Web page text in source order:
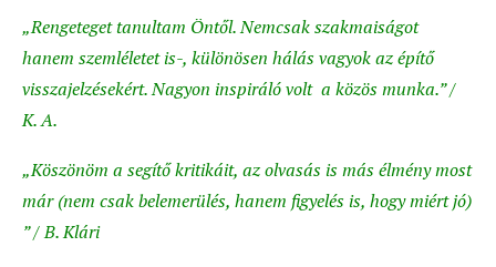
„Rengeteget tanultam Öntől. Nemcsak szakmaiságot
hanem szemléletet is-, különösen hálás vagyok az építő
visszajelzésekért. Nagyon inspiráló volt a közös munka.” /
K. A.
„Köszönöm a segítő kritikáit, az olvasás is más élmény most
már (nem csak belemerülés, hanem figyelés is, hogy miért jó)
” / B. Klári